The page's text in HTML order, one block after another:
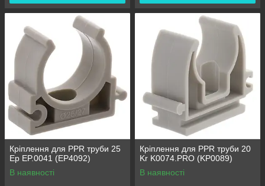
Кріплення для PPR труби 25
Ep EP.0041 (EP4092)
В наявності
Кріплення для PPR труби 20
Kr K0074.PRO (KP0089)
В наявності